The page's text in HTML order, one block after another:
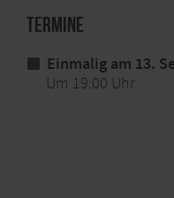
Termine
Einmalig am 13.
Um 19:00 Uhr